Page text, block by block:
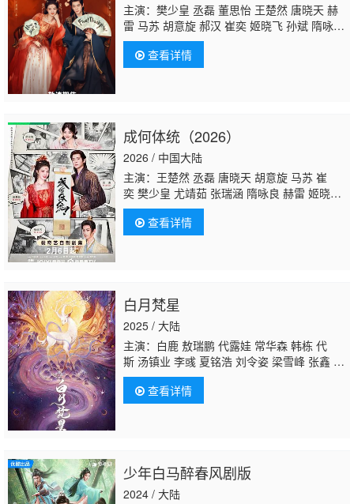
主演：樊少皇 丞磊 董思怡 王楚然 唐晓天 赫
雷 马苏 胡意旋 郝汉 崔奕 姬晓飞 孙斌 隋咏
良 梅宝莱 尤靖茹 张瑞涵
查看详情
成何体统（2026）
2026 / 中国大陆
主演：王楚然 丞磊 唐晓天 胡意旋 马苏 崔
奕 樊少皇 尤靖茹 张瑞涵 隋咏良 赫雷 姬晓
飞 谢泽成 郝汉程泓鑫
颢 孙斌查看详情
白月梵星
2025 / 大陆
主演：白鹿 敖瑞鹏 代露娃 常华森 韩栋 代
斯 汤镇业 李彧 夏铭浩 刘令姿 梁雪峰 张鑫 程
涛程泓鑫全伊伦 潘珺雅
查看详情
少年白马醉春风剧版
2024 / 大陆